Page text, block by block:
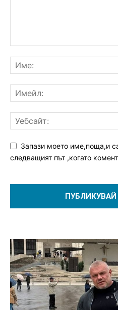
Запази моето име,поща,и
следващият път ,когато